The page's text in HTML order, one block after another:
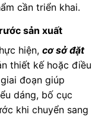
cần triển khai.
sản xuất
hiện, cơ sở đặt
thiết kế hoặc điều
đoạn giúp
dáng, bố cục
khi chuyển sang